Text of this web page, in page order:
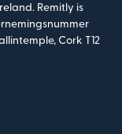
Remitly is
Cork T12